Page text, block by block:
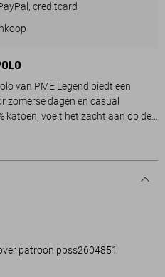
creditcard
van PME Legend biedt een
zomerse dagen en casual
katoen, voelt het zacht aan op de
voor optimaal draagcomfort.
subtiele blinde knoopsluiting voegt
polo.
als een korte broek, waardoor je
bijeenkomst, deze polo houdt
normale lengte en korte mouwen
Voeg een vleugje klasse
patroon ppss2604851